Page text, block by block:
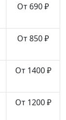
От 690 ₽
От 850 ₽
От 1400 ₽
От 1200 ₽